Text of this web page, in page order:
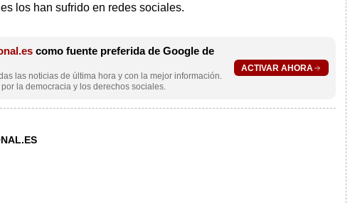
los han sufrido en redes sociales.
como fuente preferida de Google de
las noticias de última hora y con la mejor información.
la democracia y los derechos sociales.
ACTIVAR AHORA